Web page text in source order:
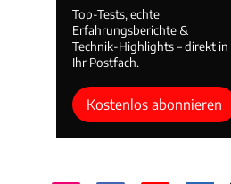
Top-Tests, echte
Erfahrungsberichte &
Technik-Highlights – direkt in
Ihr Postfach.
Kostenlos abonnieren